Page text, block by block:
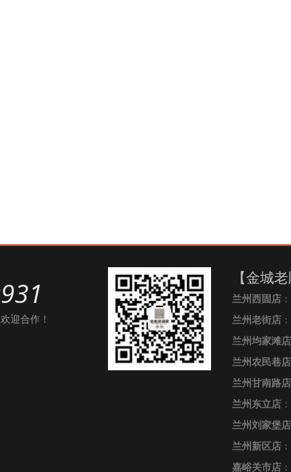
迎合作！
【金城
兰州西固店
兰州老街店
兰州均家滩店
兰州农民巷店
兰州甘南路店
兰州东立店
兰州刘家堡店
兰州新区店
嘉峪关市店